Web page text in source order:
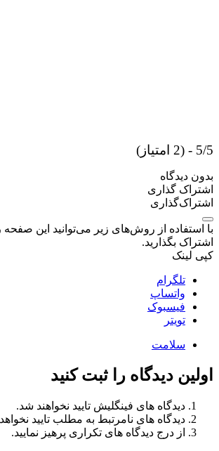
5/5 - (2 امتیاز)
بدون دیدگاه
اشتراک گذاری
اشتراک‌گذاری
با استفاده از روش‌های زیر می‌توانید این صفحه
اشتراک بگذارید.
کپی لینک
تلگرام
واتساپ
فیسبوک
تویتر
سلامت
اولین دیدگاه را ثبت کنید
دیدگاه های فینگلیش تایید نخواهند شد.
دیدگاه های نامرتبط به مطلب تایید
از درج دیدگاه های تکراری پرهیز نمایید.